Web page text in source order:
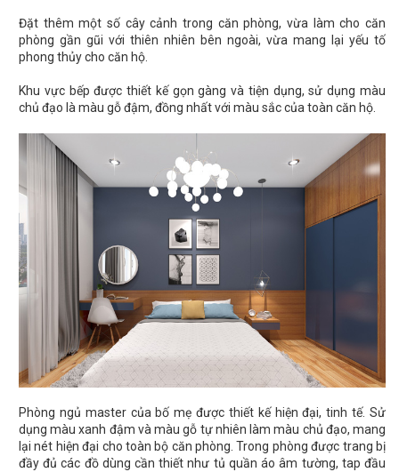
Đặt thêm một số cây cảnh trong căn phòng, vừa làm cho căn
phòng gần gũi với thiên nhiên bên ngoài, vừa mang lại yếu tố
phong thủy cho căn hộ.
Khu vực bếp được thiết kế gọn gàng và tiện dụng, sử dụng màu
chủ đạo là màu gỗ đậm, đồng nhất với màu sắc của toàn căn hộ.
Phòng ngủ master của bố mẹ được thiết kế hiện đại, tinh tế. Sử
dụng màu xanh đậm và màu gỗ tự nhiên làm màu chủ đạo, mang
lại nét hiện đại cho toàn bộ căn phòng. Trong phòng được trang bị
đầy đủ các đồ dùng cần thiết như tủ quần áo âm tường, tap đầu